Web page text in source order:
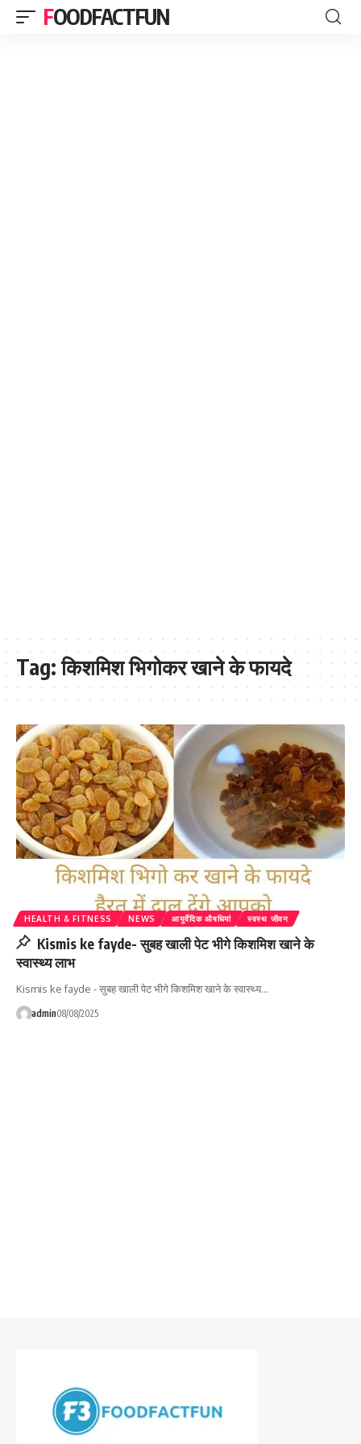
FOODFACTFUN
Tag:किशमिश भिगोकर खाने के फायदे
HEALTH & FITNESS NEWS आयुर्वेदिक औषधियां स्वस्थ जीवन
Kismis ke fayde- सुबह खाली पेट भीगे किशमिश खाने के
स्वास्थ्य लाभ
Kismis ke fayde - सुबह खाली पेट भीगे किशमिश खाने के स्वास्थ्य…
admin08/08/2025